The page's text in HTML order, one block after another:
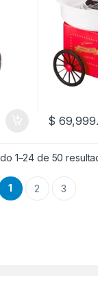
$
1–24 de 50
1 2 3